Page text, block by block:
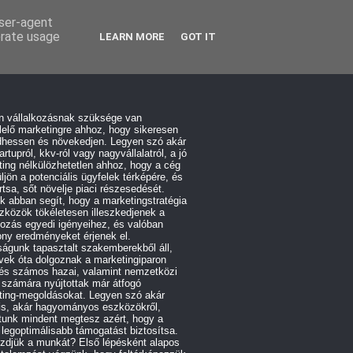
vállalkozásnak szüksége van
marketingre ahhoz, hogy sikeresen
és növekedjen. Legyen szó akár
kkv-ról vagy nagyvállalatról, a jó
nélkülözhetetlen ahhoz, hogy a cég
a potenciális ügyfelek térképére, és
sőt növelje piaci részesedését.
abban segít, hogy a marketingstratégia
tökéletesen illeszkedjenek a
egyedi igényeihez, és valóban
eredményeket érjenek el.
tapasztalt szakemberekből áll,
óta dolgoznak a marketingiparon
számos hazai, valamint nemzetközi
nyújtottak már átfogó
megoldásokat. Legyen szó akár
akár hagyományos eszközökről,
mindent megtesz azért, hogy a
legoptimálisabb támogatást biztosítsa.
a munkát? Első lépésként alapos
agent
usage
LEARN MORE GOT IT